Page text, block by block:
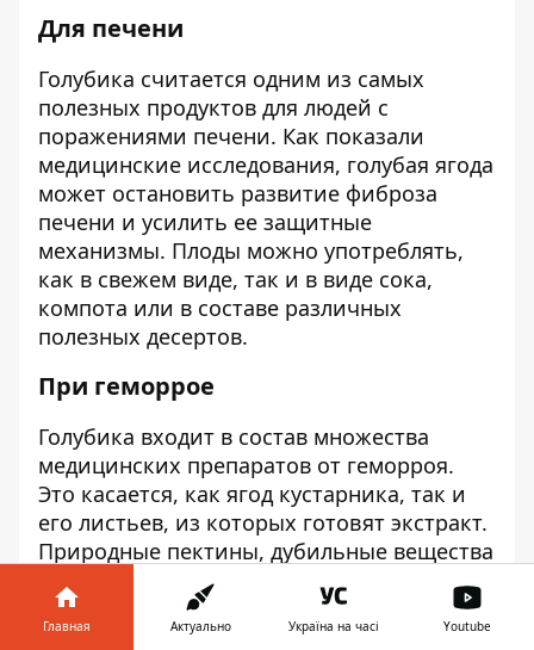
Для печени
Голубика считается одним из самых
полезных продуктов для людей с
поражениями печени. Как показали
медицинские исследования, голубая ягода
может остановить развитие фиброза
печени и усилить ее защитные
механизмы. Плоды можно употреблять,
как в свежем виде, так и в виде сока,
компота или в составе различных
полезных десертов.
При геморрое
Голубика входит в состав множества
медицинских препаратов от геморроя.
Это касается, как ягод кустарника, так и
его листьев, из которых готовят экстракт.
Природные пектины, дубильные вещества
и антиоксиданты, которыми богата
голубика, повышают скорость
заживления имеющихся ран и усиливают
Главная Актуально Україна на часі Youtube